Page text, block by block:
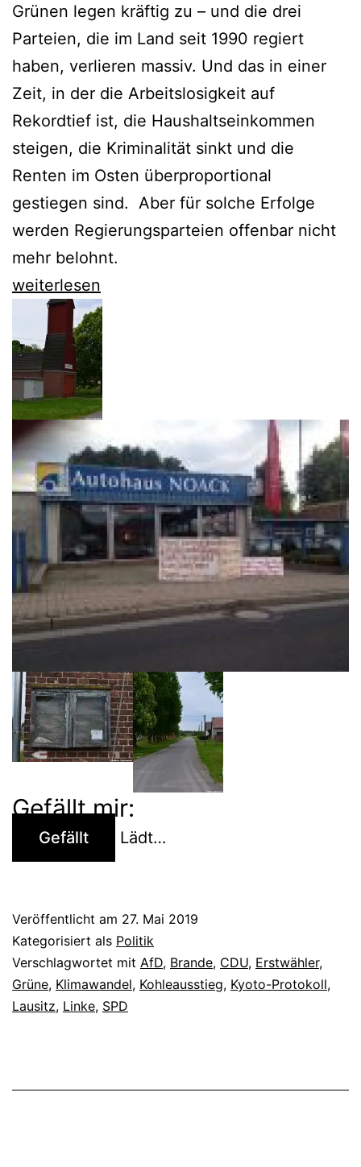
Grünen legen kräftig zu – und die drei
Parteien, die im Land seit 1990 regiert
haben, verlieren massiv. Und das in einer
Zeit, in der die Arbeitslosigkeit auf
Rekordtief ist, die Haushaltseinkommen
steigen, die Kriminalität sinkt und die
Renten im Osten überproportional
gestiegen sind. Aber für solche Erfolge
werden Regierungsparteien offenbar nicht
mehr belohnt.
Brandenburg
kulturell
gespalten
weiterlesen
Gefällt mir:
Gefällt Lädt…
Veröffentlicht am 27. Mai 2019
Kategorisiert als Politik
Verschlagwortet mit AfD, Brande, CDU, Erstwähler,
Grüne, Klimawandel, Kohleausstieg, Kyoto-Protokoll,
Lausitz, Linke, SPD